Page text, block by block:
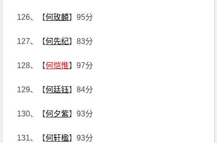
126、【何玫麟】95分
127、【何先纪】83分
128、【何恺惟】97分
129、【何廷钰】84分
130、【何夕紫】93分
131、【何轩楹】93分